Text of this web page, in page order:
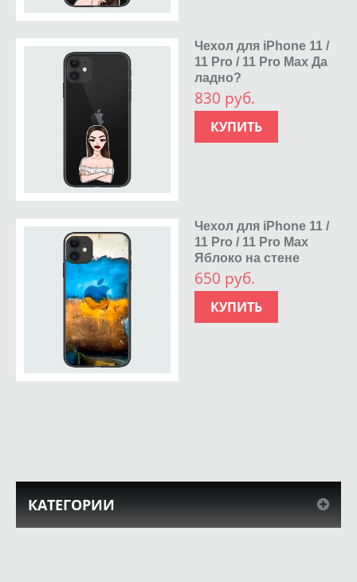
Чехол для iPhone 11 /
11 Pro / 11 Pro Max Да
ладно?
830 руб.
КУПИТЬ
Чехол для iPhone 11 /
11 Pro / 11 Pro Max
Яблоко на стене
650 руб.
КУПИТЬ
КАТЕГОРИИ